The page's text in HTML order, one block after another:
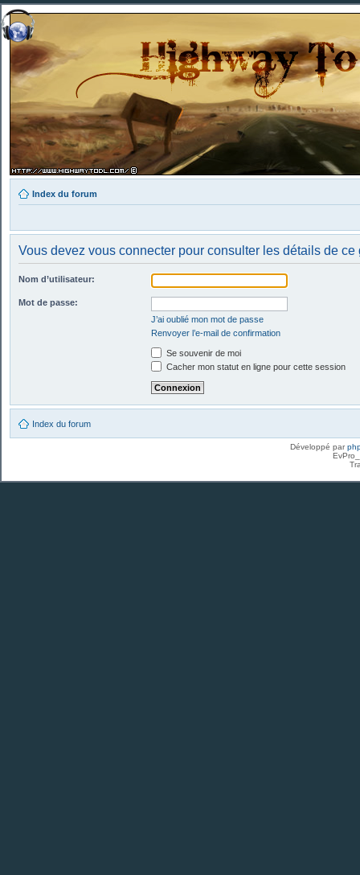
Index du forum
Vous devez vous connecter pour consulter les détails de ce
Nom d’utilisateur:
Mot de passe:
J’ai oublié mon mot de passe
Renvoyer l’e-mail de confirmation
Se souvenir de moi
Cacher mon statut en ligne pour cette session
Index du forum
Développé par